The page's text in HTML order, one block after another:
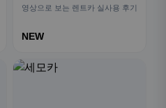
영상으로 보는 렌트카 실사용 후기
NEW